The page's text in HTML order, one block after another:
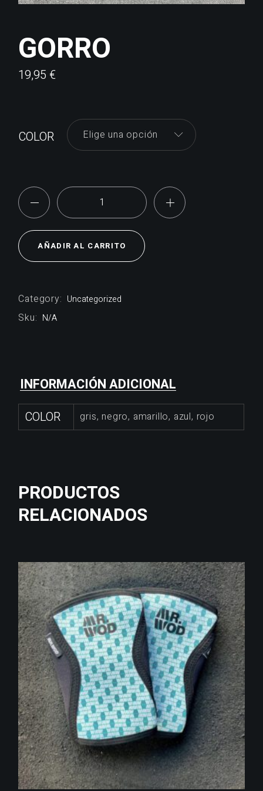
GORRO
19,95 €
COLOR Elige una opción
Gorro quantity
AÑADIR AL CARRITO
Category: Uncategorized
Sku: N/A
INFORMACIÓN ADICIONAL
COLOR gris, negro, amarillo, azul, rojo
PRODUCTOS
RELACIONADOS